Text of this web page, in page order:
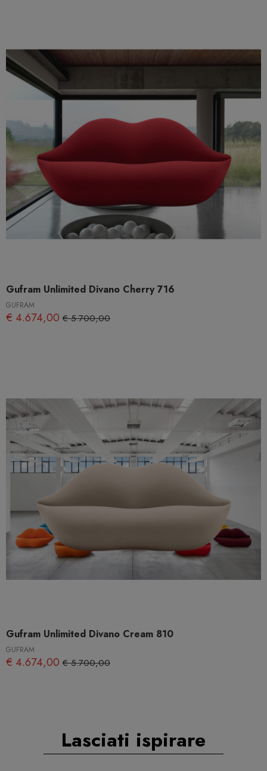
Gufram Unlimited Divano Cherry 716
GUFRAM
€ 4.674,00 € 5.700,00
Gufram Unlimited Divano Cream 810
GUFRAM
€ 4.674,00 € 5.700,00
Lasciati ispirare